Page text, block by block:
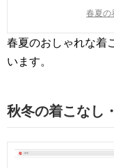
春夏の
春夏のおしゃれな着
います。
秋冬の着こなし